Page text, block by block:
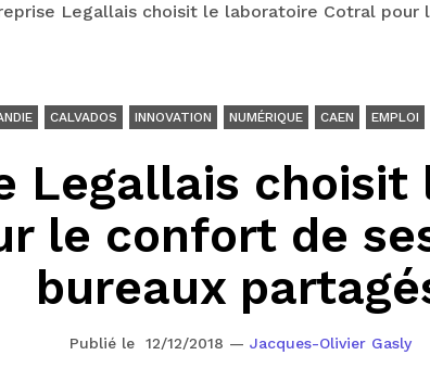
Legallais choisit le laboratoire Cotral
CALVADOS INNOVATION NUMÉRIQUE CAEN EMPLOI
Legallais
le confort de
bureaux
Publié le 12/12/2018 — Jacques-Olivier Gasly